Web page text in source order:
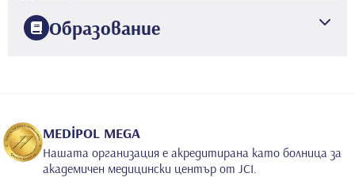
Образование
MEDİPOL MEGA
Нашата организация е акредитирана като болница за
академичен медицински център от JCI.